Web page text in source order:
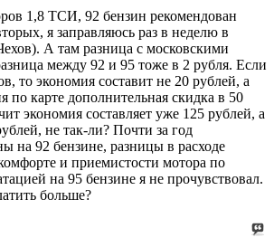
1,8 ТСИ, 92 бензин рекомендован
я заправляюсь раз в неделю в
А там разница с московскими
между 92 и 95 тоже в 2 рубля. Если
то экономия составит не 20 рублей, а
по карте дополнительная скидка в 50
экономия составляет уже 125 рублей, а
не так-ли? Почти за год
на 92 бензине, разницы в расходе
и приемистости мотора по
на 95 бензине я не прочувствовал.
больше?